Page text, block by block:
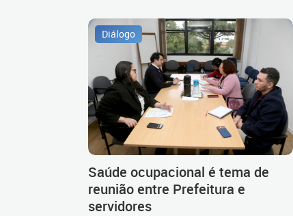
Diálogo
Saúde ocupacional é tema de
reunião entre Prefeitura e
servidores